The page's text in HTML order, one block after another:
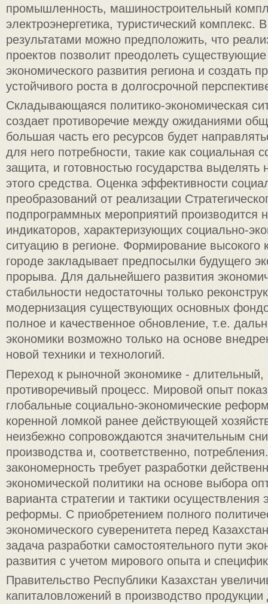
промышленность, машиностроительный
электроэнергетика, туристический комплекс.
результатами можно предположить, что
проектов позволит преодолеть
экономического развития региона и создать
устойчивого роста в долгосрочной
Складывающаяся политико-экономическая
создает противоречие между ожиданиями
большая часть его ресурсов будет
для него потребности, такие как социальная
защита, и готовностью государства
этого средства. Оценка эффективности
преобразований от реализации
подпрограммных мероприятий производится
индикаторов, характеризующих социально-
ситуацию в регионе. Формирование высокого
городе закладывает предпосылки будущего
прорыва. Для дальнейшего развития
стабильности недостаточны только
модернизация существующих основных
полное и качественное обновление, т.е.
экономики возможно только на основе
новой техники и технологий.
Переход к рыночной экономике -
противоречивый процесс. Мировой опыт
глобальные социально-экономические
коренной ломкой ранее действующей
неизбежно сопровождаются значительным
производства и, соответственно,
закономерность требует разработки
экономической политики на основе выбора
варианта стратегии и тактики осуществления
реформы. С приобретением полного
экономического суверенитета перед
задача разработки самостоятельного пути
развития с учетом мирового опыта и
Правительство Республики Казахстан
капиталовложений в производство продукции